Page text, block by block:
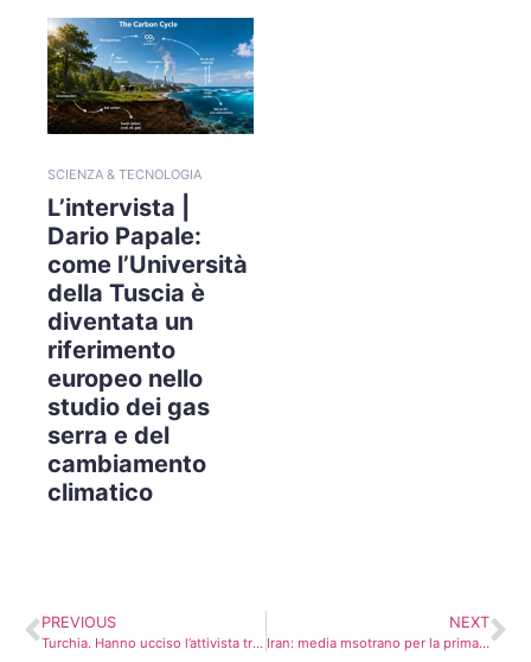
SCIENZA & TECNOLOGIA
L’intervista |
Dario Papale:
come l’Università
della Tuscia è
diventata un
riferimento
europeo nello
studio dei gas
serra e del
cambiamento
climatico
PREVIOUS
Turchia. Hanno ucciso l’attivista transgender Hande Kader
NEXT
Iran: media msotrano per la prima volta nuovo sistema anti-aereo